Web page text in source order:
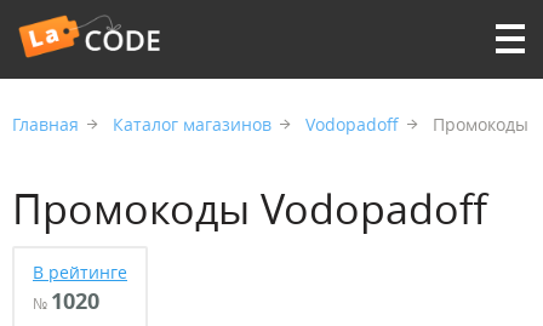
Главная Каталог магазинов Vodopadoff Промокоды
Промокоды Vodopadoff
В рейтинге
№ 1020